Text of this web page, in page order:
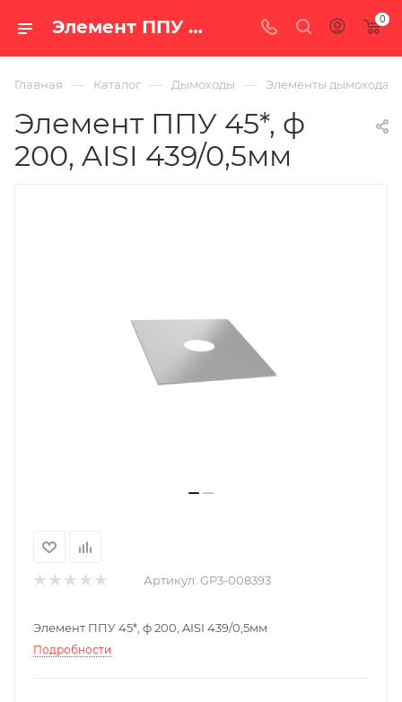
Элемент ППУ 45*, ф 200, AISI 439/0,5мм — купить в Екатеринбурге по цене 1 613 руб. в интернет-магазине «100 печей.ру» 0
Главная — Каталог — Дымоходы — Элементы дымохода
Элемент ППУ 45*, ф
200, AISI 439/0,5мм
Артикул: GP3-008393
Элемент ППУ 45*, ф 200, AISI 439/0,5мм
Подробности